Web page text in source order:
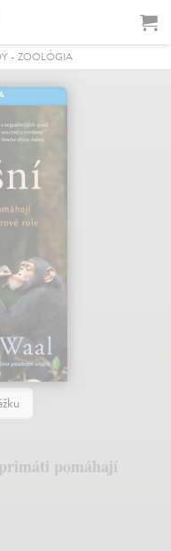
- ZOOLÓGIA
pomáhají